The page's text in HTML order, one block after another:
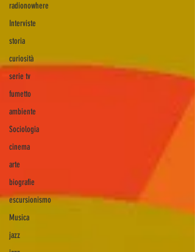
radionowhere
Interviste
storia
curiosità
serie tv
fumetto
ambiente
Sociologia
cinema
arte
biografie
escursionismo
Musica
jazz